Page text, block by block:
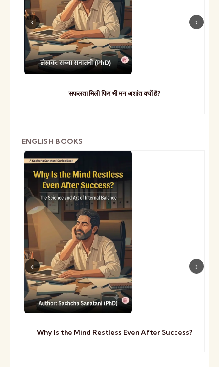
सफलता मिली फिर भी मन अशांत क्यों है?
ENGLISH BOOKS
Why Is the Mind Restless Even After Success?